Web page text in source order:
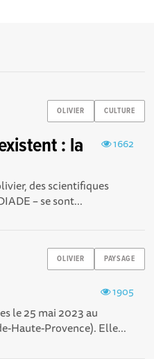
OLIVIER CULTURE
1662
: la
des scientifiques
– se sont...
OLIVIER PAYSAGE
1905
le 25 mai 2023 au
Haute-Provence). Elle...